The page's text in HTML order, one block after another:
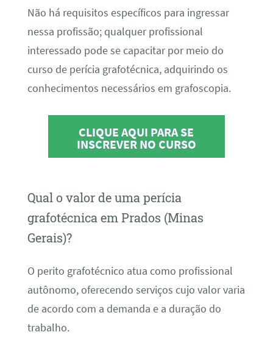
Não há requisitos específicos para ingressar
nessa profissão; qualquer profissional
interessado pode se capacitar por meio do
curso de perícia grafotécnica, adquirindo os
conhecimentos necessários em grafoscopia.
CLIQUE AQUI PARA SE
INSCREVER NO CURSO
Qual o valor de uma perícia
grafotécnica em Prados (Minas
Gerais)?
O perito grafotécnico atua como profissional
autônomo, oferecendo serviços cujo valor varia
de acordo com a demanda e a duração do
trabalho.